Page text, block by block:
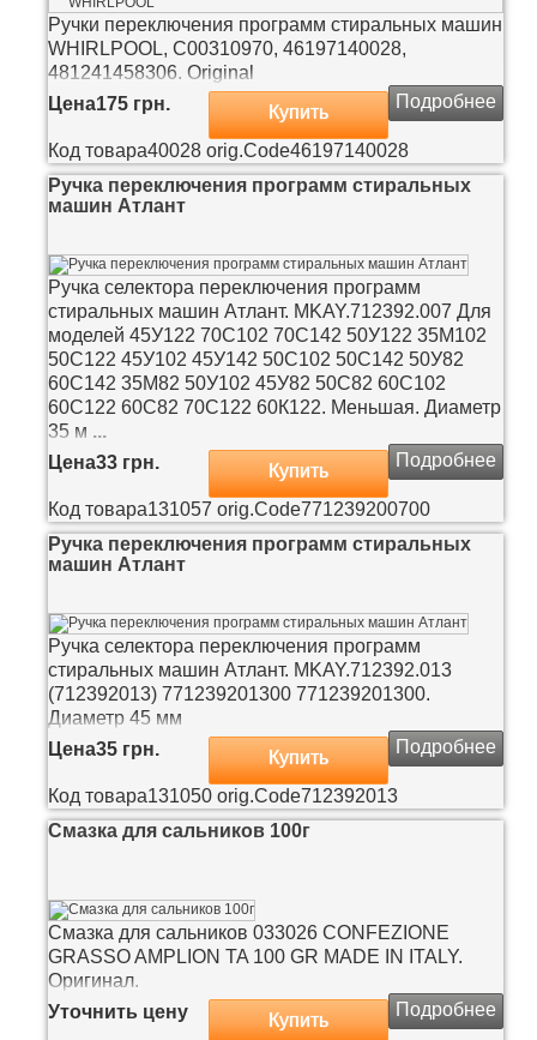
Ручки переключения программ стиральных машин
WHIRLPOOL, С00310970, 46197140028,
481241458306. Original
Цена175 грн. Подробнее
Купить
Код товара40028 orig.Code46197140028
Ручка переключения программ стиральных
машин Атлант
Ручка селектора переключения программ
стиральных машин Атлант. MKAY.712392.007 Для
моделей 45У122 70С102 70С142 50У122 35М102
50С122 45У102 45У142 50С102 50С142 50У82
60С142 35М82 50У102 45У82 50С82 60С102
60С122 60С82 70С122 60К122. Меньшая. Диаметр
35 м ...
Цена33 грн. Подробнее
Купить
Код товара131057 orig.Code771239200700
Ручка переключения программ стиральных
машин Атлант
Ручка селектора переключения программ
стиральных машин Атлант. MKAY.712392.013
(712392013) 771239201300 771239201300.
Диаметр 45 мм
Цена35 грн. Подробнее
Купить
Код товара131050 orig.Code712392013
Смазка для сальников 100г
Смазка для сальников 033026 CONFEZIONE
GRASSO AMPLION TA 100 GR MADE IN ITALY.
Оригинал.
Уточнить цену
Подробнее
Купить